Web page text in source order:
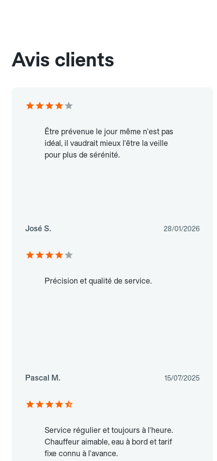
Avis clients
Être prévenue le jour même n'est pas
idéal, il vaudrait mieux l'être la veille
pour plus de sérénité.
José S. 28/01/2026
Précision et qualité de service.
Pascal M. 15/07/2025
Service régulier et toujours à l'heure.
Chauffeur aimable, eau à bord et tarif
fixe connu à l'avance.